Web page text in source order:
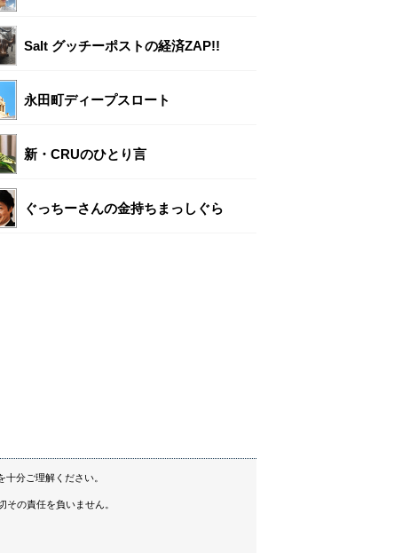
Salt グッチーポストの経済ZAP!!
永田町ディープスロート
新・CRUのひとり言
ぐっちーさんの金持ちまっしぐら
分ご理解ください。
の責任を負いません。